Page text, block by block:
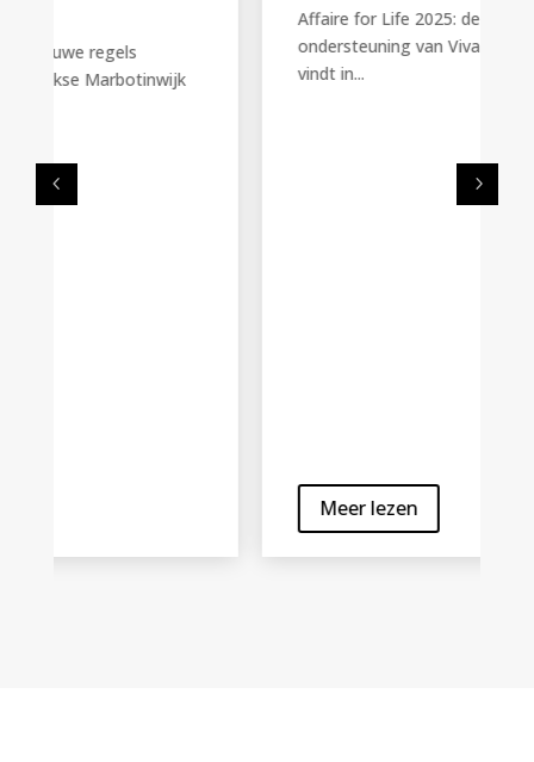
Affaire for Life 2025: de grote veiling ter
ondersteuning van Viva for Life Dit jaar
vindt in...